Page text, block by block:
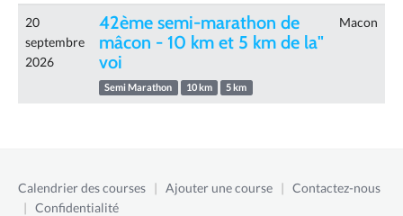
20
septembre
2026
42ème semi-marathon de
mâcon - 10 km et 5 km de la"
voi
Semi Marathon 10 km 5 km
Macon
Calendrier des courses | Ajouter une course | Contactez-nous
| Confidentialité